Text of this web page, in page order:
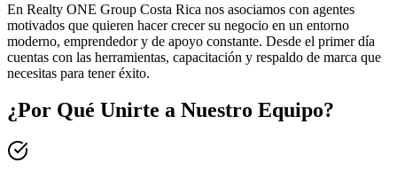
En Realty ONE Group Costa Rica nos asociamos con agentes
motivados que quieren hacer crecer su negocio en un entorno
moderno, emprendedor y de apoyo constante. Desde el primer día
cuentas con las herramientas, capacitación y respaldo de marca que
necesitas para tener éxito.
¿Por Qué Unirte a Nuestro Equipo?